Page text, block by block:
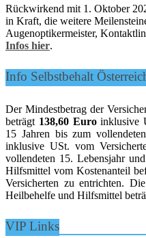
Rückwirkend mit 1. Oktober
in Kraft, die weitere
Augenoptikermeister,
Infos hier.
Info Selbstbehalt
Der Mindestbetrag der
beträgt 138,60 Euroinklusive
15 Jahren bis zum
inklusive USt. vom
vollendeten 15. Lebensjahr
Hilfsmittel vom Kostenanteil
Versicherten zu entrichten.
Heilbehelfe und Hilfsmittel
VIP Links